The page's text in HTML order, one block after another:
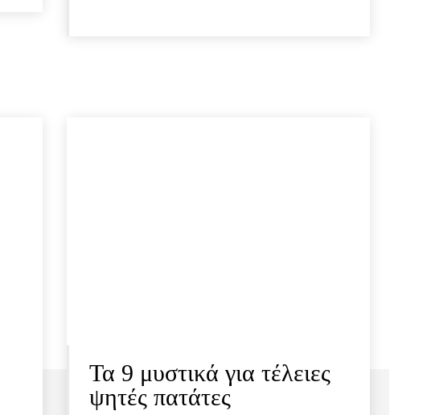
Τα 9 μυστικά για τέλειες
ψητές πατάτες